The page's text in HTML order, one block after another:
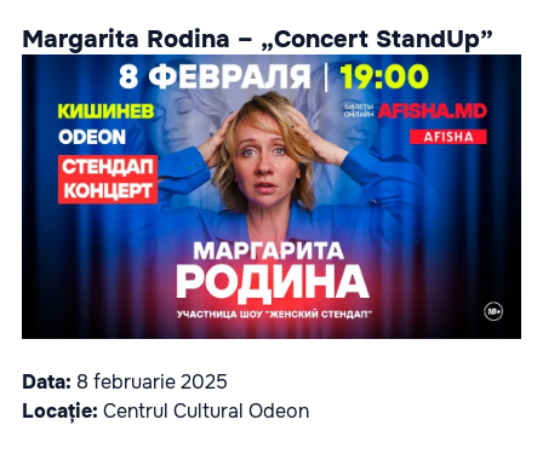
Margarita Rodina – „Concert StandUp”
Data: 8 februarie 2025
Locație: Centrul Cultural Odeon